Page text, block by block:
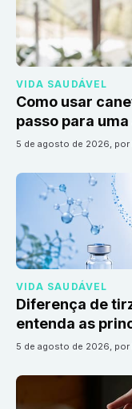
VIDA SAUDÁVEL
Como usar
passo para
5 de agosto de 2026, por
VIDA SAUDÁVEL
Diferença de
entenda as
5 de agosto de 2026, por